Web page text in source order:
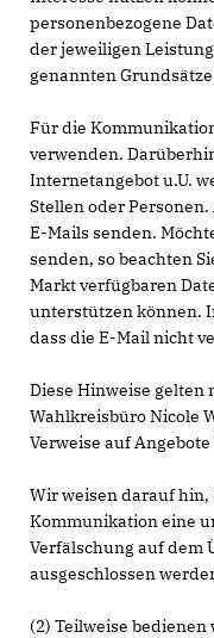
personenbezogene
der jeweiligen
genannten
Für die
verwenden.
Internetangebot u.U.
Stellen oder
E-Mails senden.
senden, so beachten
Markt verfügbaren
unterstützen können.
dass die E-Mail nicht
Diese Hinweise
Wahlkreisbüro Nicole
Verweise auf
Wir weisen darauf
Kommunikation eine
Verfälschung auf dem
ausgeschlossen
(2) Teilweise